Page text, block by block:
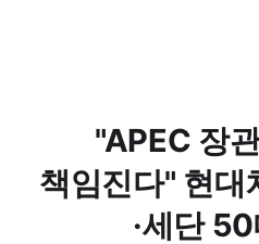
"APEC 장
책임진다" 현대
·세단